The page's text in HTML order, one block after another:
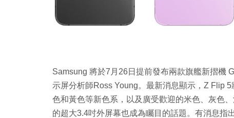
Samsung 將於7月26日提前發布兩款旗艦新摺機
示屏分析師Ross Young。最新消息顯示，Z Flip
色和黃色等新色系，以及廣受歡迎的米色、灰色
的超大3.4吋外屏幕也成為矚目的話題。有消息指